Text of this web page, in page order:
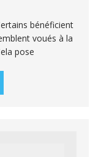
bénéficient
voués à la
pose